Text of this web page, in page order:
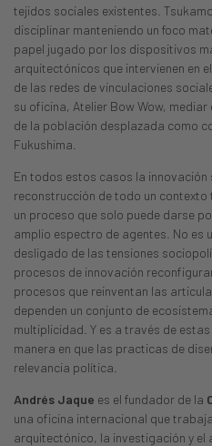
tejidos sociales existentes.
disciplinar manteniendo un foco
papel jugado por los dispositivos
arquitectónicos que intervienen en
de las redes de vinculaciones
su oficina, Atelier Bow Wow,
de la población desplazada como
Fukushima.
En todos estos casos la innovación
reconstrucción de todo un
un proceso que solo puede darse
amplio espectro de agentes. No es
desligado de las tensiones
procesos de innovación
procesos que reinventan las
dependen un conjunto de
multiplicidad. Y es a través de
manera en que las practicas de
relevancia política.
Andrés Jaque es el fundador de la
una oficina internacional que
arquitectónico, la investigación y el